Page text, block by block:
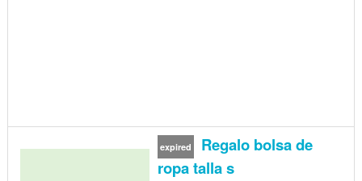
expired
Regalo bolsa de
ropa talla s